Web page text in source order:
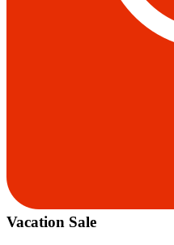
Vacation Sale